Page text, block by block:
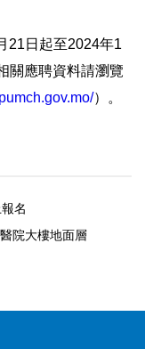
21日起至2024年1
關應聘資料請瀏覽
）。
名
院大樓地面層